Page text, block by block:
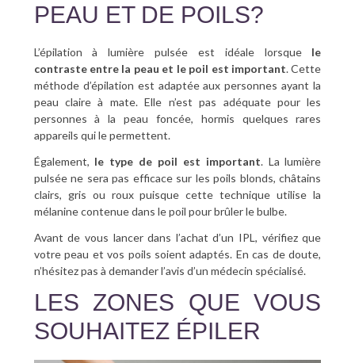
PEAU ET DE POILS?
L’épilation à lumière pulsée est idéale lorsque le
contraste entre la peau et le poil est important. Cette
méthode d’épilation est adaptée aux personnes ayant la
peau claire à mate. Elle n’est pas adéquate pour les
personnes à la peau foncée, hormis quelques rares
appareils qui le permettent.
Également, le type de poil est important. La lumière
pulsée ne sera pas efficace sur les poils blonds, châtains
clairs, gris ou roux puisque cette technique utilise la
mélanine contenue dans le poil pour brûler le bulbe.
Avant de vous lancer dans l’achat d’un IPL, vérifiez que
votre peau et vos poils soient adaptés. En cas de doute,
n’hésitez pas à demander l’avis d’un médecin spécialisé.
LES ZONES QUE VOUS
SOUHAITEZ ÉPILER